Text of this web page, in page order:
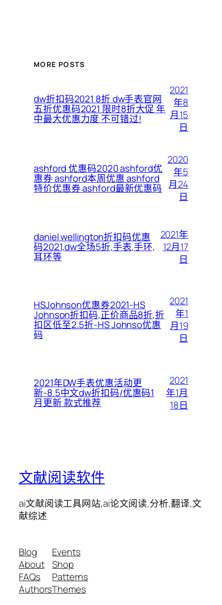
MORE POSTS
dw折扣码2021 8折 dw手表官网
五折优惠码2021 限时8折大促 年
中最大优惠力度 不可错过!
2021
年8
月15
日
ashford 优惠码2020 ashford优
惠券 ashford本周优惠 ashford
特价优惠券 ashford最新优惠码
2020
年5
月24
日
daniel wellington折扣码优惠
码2021,dw全场5折,手表,手环,
耳环等
2021年
12月17
日
HSJohnson优惠券2021-HS
Johnson折扣码,正价商品8折,折
扣区低至2.5折-HS Johnso优惠
码
2021
年1
月19
日
2021年DW手表优惠活动更
新-8.5中文dw折扣码/优惠码1
月更新 款式推荐
2021
年1月
18日
文献阅读软件
ai文献阅读工具网站,ai论文阅读,分析,翻译,文
献综述
Blog
About
FAQs
Authors
Events
Shop
Patterns
Themes